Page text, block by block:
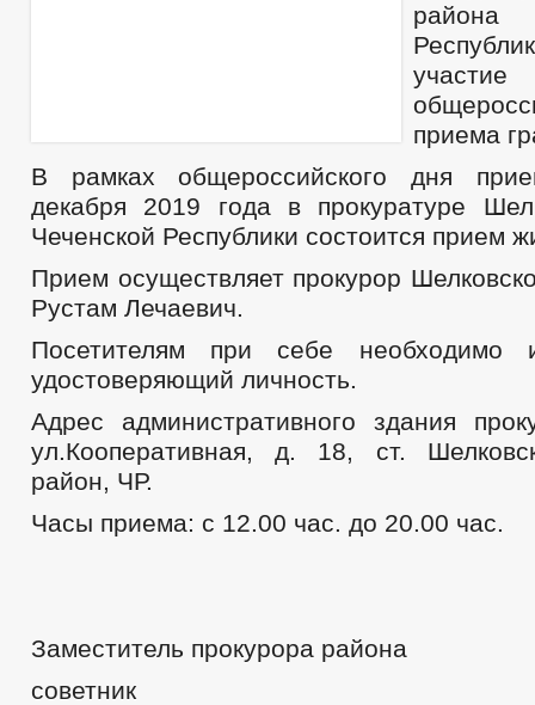
приема
В рамках общероссийского дня
декабря 2019 года в прокуратуре
Чеченской Республики состоится прием
Прием осуществляет прокурор
Рустам Лечаевич.
Посетителям при себе необходимо
удостоверяющий личность.
Адрес административного здания
ул.Кооперативная, д. 18, ст.
район, ЧР.
Часы приема: с 12.00 час. до 20.00 час.
Заместитель прокурора района
советник